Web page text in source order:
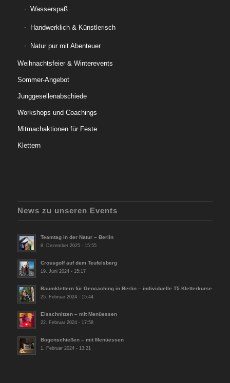
Wasserspaß
Handwerklich & Künstlerisch
Natur pur mit Abenteuer
Weihnachtsfeier & Winterevents
Sommer-Angebot
Junggesellenabschiede
Workshops und Coachings
Mitmachaktionen für Feste
Klettern
News zu unseren Events
Teamtag in der Natur – Berlin
8. Dezember 2025 - 15:55
Crossgolf auf dem Teufelsberg
19. Juni 2024 - 15:17
Baumklettern für Geocaching in Berlin – individuelle T5 Kletterkurse
25. Februar 2024 - 15:44
Eisschnitzen – mit Menüessen
22. Februar 2024 - 17:58
Bogenschießen – mit Menüessen
1. Februar 2024 - 13:21